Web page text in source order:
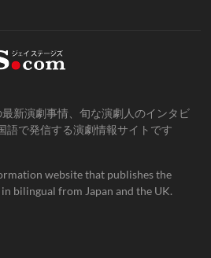
新演劇事情、旬な演劇人のインタビ
語で発信する演劇情報サイトです
website that publishes the
bilingual from Japan and the UK.